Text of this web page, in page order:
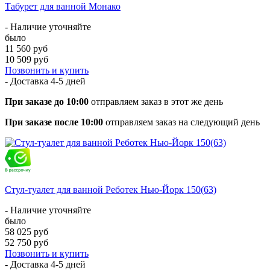
Табурет для ванной Монако
- Наличие уточняйте
было
11 560 руб
10 509 руб
Позвонить и купить
- Доставка 4-5 дней
При заказе до 10:00 отправляем заказ в этот же день
При заказе после 10:00 отправляем заказ на следующий день
Стул-туалет для ванной Реботек Нью-Йорк 150(63)
- Наличие уточняйте
было
58 025 руб
52 750 руб
Позвонить и купить
- Доставка 4-5 дней